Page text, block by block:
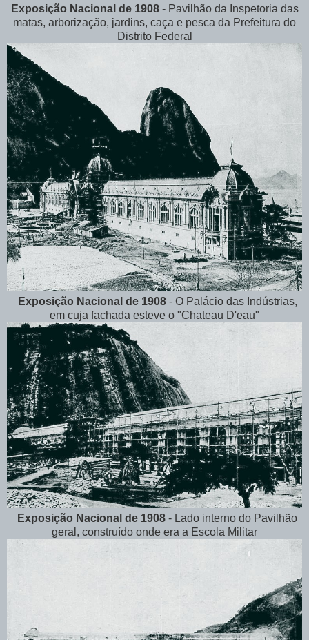
Exposição Nacional de 1908- Pavilhão da Inspetoria das
matas, arborização, jardins, caça e pesca da Prefeitura do
Distrito Federal
Exposição Nacional de 1908- O Palácio das Indústrias,
em cuja fachada esteve o "Chateau D'eau"
Exposição Nacional de 1908 - Lado interno do Pavilhão
geral, construído onde era a Escola Militar